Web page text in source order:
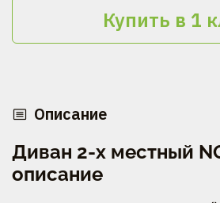
Купить в 1
Описание
Диван 2-х местный
описание